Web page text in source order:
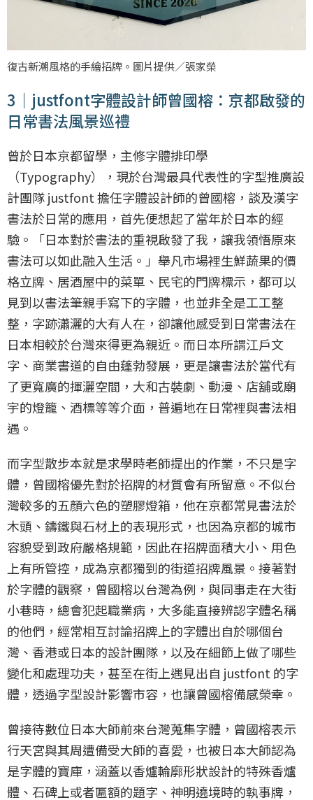
復古新潮風格的手繪招牌。圖片提供／張家榮
3｜justfont字體設計師曾國榕：京都啟發的
日常書法風景巡禮
曾於日本京都留學，主修字體排印學
（Typography），現於台灣最具代表性的字型推廣設
計團隊 justfont 擔任字體設計師的曾國榕，談及漢字
書法於日常的應用，首先便想起了當年於日本的經
驗。「日本對於書法的重視啟發了我，讓我領悟原來
書法可以如此融入生活。」舉凡市場裡生鮮蔬果的價
格立牌、居酒屋中的菜單、民宅的門牌標示，都可以
見到以書法筆親手寫下的字體，也並非全是工工整
整，字跡瀟灑的大有人在，卻讓他感受到日常書法在
日本相較於台灣來得更為親近。而日本所謂江戶文
字、商業書道的自由蓬勃發展，更是讓書法於當代有
了更寬廣的揮灑空間，大和古裝劇、動漫、店舖或廟
宇的燈籠、酒標等等介面，普遍地在日常裡與書法相
遇。
而字型散步本就是求學時老師提出的作業，不只是字
體，曾國榕優先對於招牌的材質會有所留意。不似台
灣較多的五顏六色的塑膠燈箱，他在京都常見書法於
木頭、鑄鐵與石材上的表現形式，也因為京都的城市
容貌受到政府嚴格規範，因此在招牌面積大小、用色
上有所管控，成為京都獨到的街道招牌風景。接著對
於字體的觀察，曾國榕以台灣為例，與同事走在大街
小巷時，總會犯起職業病，大多能直接辨認字體名稱
的他們，經常相互討論招牌上的字體出自於哪個台
灣、香港或日本的設計團隊，以及在細節上做了哪些
變化和處理功夫，甚至在街上遇見出自 justfont 的字
體，透過字型設計影響市容，也讓曾國榕備感榮幸。
曾接待數位日本大師前來台灣蒐集字體，曾國榕表示
行天宮與其周遭備受大師的喜愛，也被日本大師認為
是字體的寶庫，涵蓋以香爐輪廓形狀設計的特殊香爐
體、石碑上或者匾額的題字、神明遶境時的執事牌，